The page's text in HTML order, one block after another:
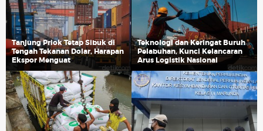
Tanjung Priok Tetap Sibuk di
Tengah Tekanan Dolar, Harapan
Ekspor Menguat
Teknologi dan Keringat Buruh
Pelabuhan, Kunci Kelancaran
Arus Logistik Nasional